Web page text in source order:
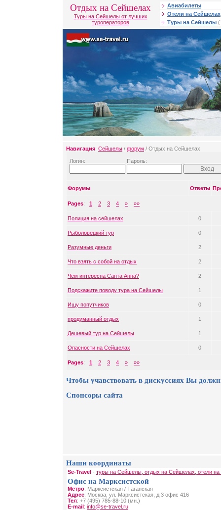
Отдых на Сейшелах
Туры на Сейшелы от лучших
туроператоров
Авиабилеты
Отели на Сейшелах
Туры на Сейшелы
Навигация: Сейшелы / форум / Отдых на Сейшелах
Логин: Пароль:
Форумы Ответы
Pages: 1 2 3 4 » »»
Полиция на сейшелах 0
Рыболовецкий тур 0
Разумные деньги 2
Что взять с собой на отдых 2
Чем интересна Санта Анна? 2
Подскажите поводу тура на Сейшелы 1
Ищу попутчиков 0
продуманный отдых 1
Дешевый тур на Сейшелы 1
Опасности на Сейшелах 0
Pages: 1 2 3 4 » »»
Чтобы учавствовать в дискуссиях Вы
Спонсоры сайта
Наши координаты
Se-Travel - туры на Сейшелы, отдых на Сейшелах, отели
Офис на Марксистской
Метро: Марксистская / Таганская
Адрес: Москва, ул. Марксистская, д 3 офис 416
Тел: +7 (495) 785-88-10 (мн.)
E-mail: info@se-travel.ru